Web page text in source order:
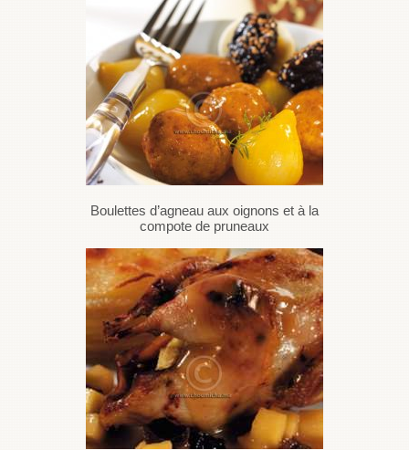
Boulettes d’agneau aux oignons et à la
compote de pruneaux